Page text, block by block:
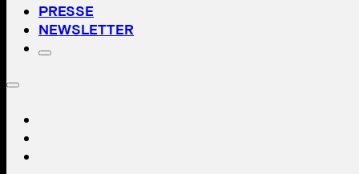
PRESSE
NEWSLETTER